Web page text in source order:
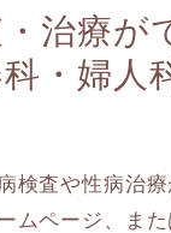
・治療
・婦人
検査や性病治
ムページ、ま